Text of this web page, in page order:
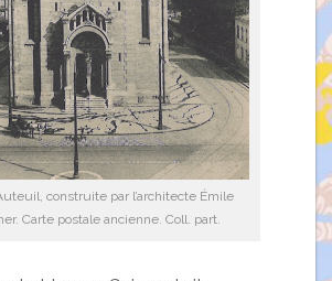
construite par l’architecte Émile
Carte postale ancienne. Coll. part.